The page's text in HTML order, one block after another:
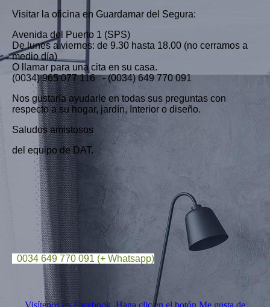
Visitar la oficina en Guardamar del Segura:
Avenida del Puerto 1 (SPS)
De lunes a viernes: de 9.30 hasta 18.00 (no cerramos a
medio día)
O llamar para una cita en su casa.
(0034) 965 077 116 - (0034) 649 770 091
Nos gustaría ayudarle en todas sus preguntas con
respecto a su hogar, jardín, Interior o diseño.
Saludos amistosos
del equipo de DAT.
0034 649 770 091 (+ Whatsapp)